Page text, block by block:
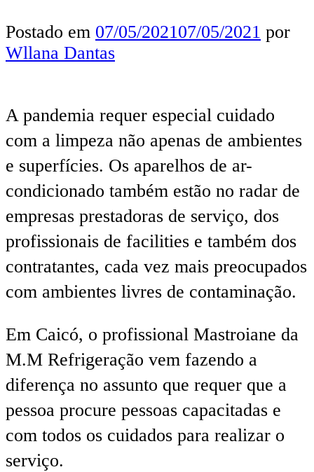
Postado em 07/05/202107/05/2021 por
Wllana Dantas
A pandemia requer especial cuidado
com a limpeza não apenas de ambientes
e superfícies. Os aparelhos de ar-
condicionado também estão no radar de
empresas prestadoras de serviço, dos
profissionais de facilities e também dos
contratantes, cada vez mais preocupados
com ambientes livres de contaminação.
Em Caicó, o profissional Mastroiane da
M.M Refrigeração vem fazendo a
diferença no assunto que requer que a
pessoa procure pessoas capacitadas e
com todos os cuidados para realizar o
serviço.